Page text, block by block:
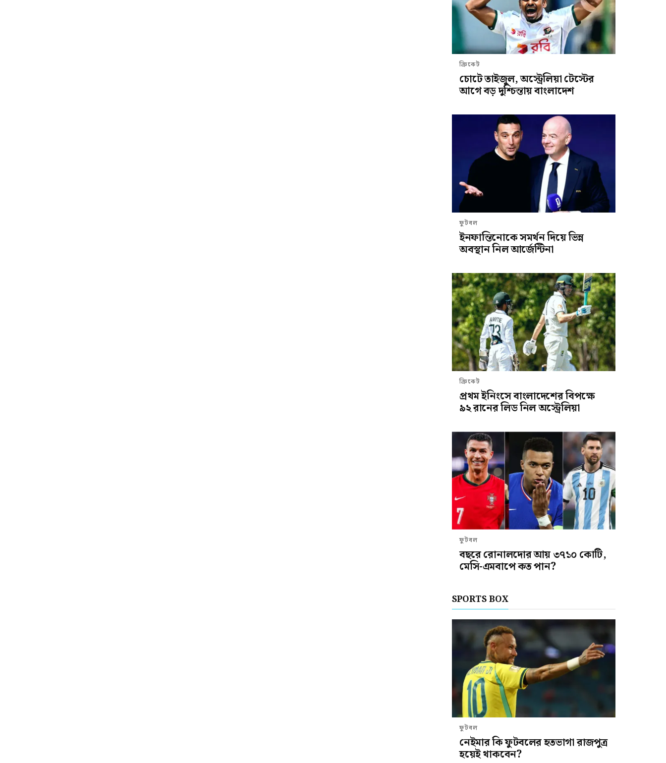
ক্রিকেট
চোটে তাইজুল, অস্ট্রেলিয়া টেস্টের
আগে বড় দুশ্চিন্তায় বাংলাদেশ
ফুটবল
ইনফান্তিনোকে সমর্থন দিয়ে ভিন্ন
অবস্থান নিল আর্জেন্টিনা
ক্রিকেট
প্রথম ইনিংসে বাংলাদেশের বিপক্ষে
৯২ রানের লিড নিল অস্ট্রেলিয়া
ফুটবল
বছরে রোনালদোর আয় ৩৭১০ কোটি,
মেসি-এমবাপে কত পান?
SPORTS BOX
ফুটবল
নেইমার কি ফুটবলের হতভাগা রাজপুত্র
হয়েই থাকবেন?